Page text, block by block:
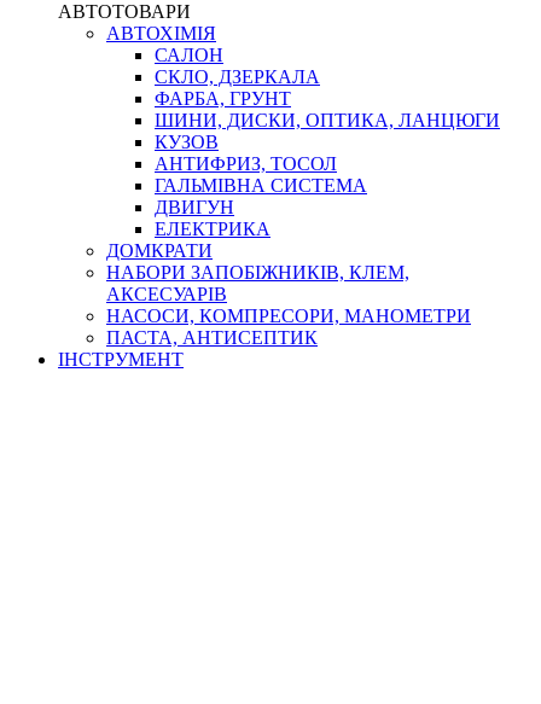
АВТОТОВАРИ
АВТОХІМІЯ
САЛОН
СКЛО, ДЗЕРКАЛА
ФАРБА, ГРУНТ
ШИНИ, ДИСКИ, ОПТИКА, ЛАНЦЮГИ
КУЗОВ
АНТИФРИЗ, ТОСОЛ
ГАЛЬМІВНА СИСТЕМА
ДВИГУН
ЕЛЕКТРИКА
ДОМКРАТИ
НАБОРИ ЗАПОБІЖНИКІВ, КЛЕМ,
АКСЕСУАРІВ
НАСОСИ, КОМПРЕСОРИ, МАНОМЕТРИ
ПАСТА, АНТИСЕПТИК
ІНСТРУМЕНТ